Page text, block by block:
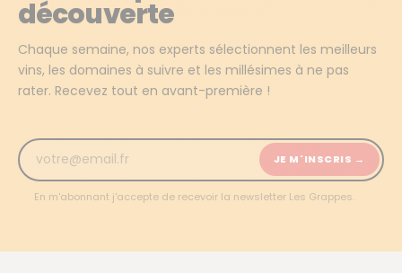
découverte
Chaque semaine, nos experts sélectionnent les meilleurs
vins, les domaines à suivre et les millésimes à ne pas
rater. Recevez tout en avant-première !
JE M'INSCRIS →
En m'abonnant j'accepte de recevoir la newsletter Les Grappes.